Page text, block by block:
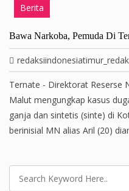
Berita
Bawa Narkoba, Pemuda Di
Ternate - Direktorat Reserse
Malut mengungkap kasus
ganja dan sintetis (sinte) di
berinisial MN alias Aril (20)